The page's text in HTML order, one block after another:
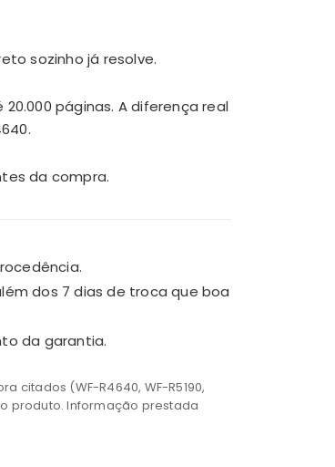
sozinho já resolve.
20.000 páginas. A diferença real
da compra.
dos 7 dias de troca que boa
da garantia.
citados (WF-R4640, WF-R5190,
produto. Informação prestada